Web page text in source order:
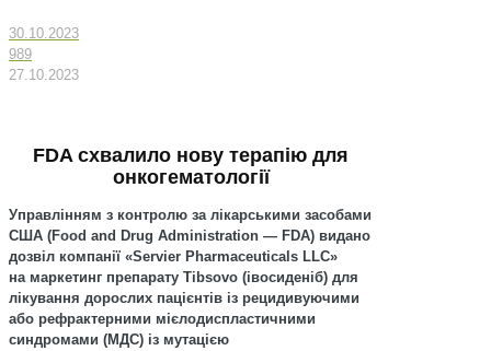
30.10.2023
989
27.10.2023
FDA схвалило нову терапію для
онкогематології
Управлінням з контролю за лікарськими засобами
США (Food and Drug Administration — FDA) видано
дозвіл компанії «Servier Pharmaceuticals LLC»
на маркетинг препарату Tibsovo (івосиденіб) для
лікування дорослих пацієнтів із рецидивуючими
або рефрактерними мієлодиспластичними
синдромами (МДС) із мутацією